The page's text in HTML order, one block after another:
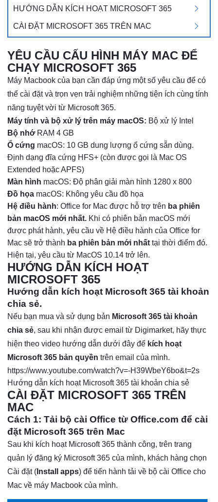
HƯỚNG DẪN KÍCH HOẠT MICROSOFT 365
CÀI ĐẶT MICROSOFT 365 TRÊN MAC
YÊU CẦU CẤU HÌNH MÁY MAC ĐỂ
CHẠY MICROSOFT 365
Máy Macbook của bạn cần đáp ứng một số yêu cầu để có
thể cài đặt và trọn vẹn trải nghiệm những tiện ích cùng tính
năng tuyệt vời từ Microsoft 365.
Máy tính và bộ xử lý trên máy macOS: Bộ xử lý Intel
Bộ nhớRAM 4 GB
Ổ cứng macOS: 10 GB dung lượng ổ cứng sẵn dùng.
Định dạng đĩa cứng HFS+ (còn được gọi là Mac OS
Extended hoặc APFS)
Màn hình macOS: Độ phân giải màn hình 1280 x 800
Đồ họa macOS: Không yêu cầu đồ họa
Hệ điều hành: Office for Mac được hỗ trợ trên ba phiên
bản macOS mới nhất. Khi có phiên bản macOS mới
được phát hành, yêu cầu về Hệ điều hành của Office for
Mac sẽ trở thành ba phiên bản mới nhất tại thời điểm đó.
Hiện tại, yêu cầu từ MacOS 10.14 trở lên.
HƯỚNG DẪN KÍCH HOẠT
MICROSOFT 365
Hướng dẫn kích hoạt Microsoft 365 tài khoản
chia sẻ.
Nếu bạn mua và sử dụng bản Microsoft 365 tài khoản
chia sẻ, sau khi nhận được email từ Digimarket, hãy thực
hiện theo video hướng dẫn dưới đây để kích hoạt
Microsoft 365 bản quyền trên email của mình.
https://www.youtube.com/watch?v=-H39WbeY6bo&t=2s
Hướng dẫn kích hoạt Microsoft 365 tài khoản chia sẻ
CÀI ĐẶT MICROSOFT 365 TRÊN
MAC
Cách 1: Tải bộ cài Office từ Office.com để cài
đặt Microsoft 365 trên Mac
Sau khi kích hoạt Microsoft 365 thành công, trên trang
quản lý đăng ký Microsoft 365 của mình, khách hàng chọn
Cài đặt ( Install apps) để tiến hành tải về bộ cài Office cho
Mac về máy Macbook của mình.